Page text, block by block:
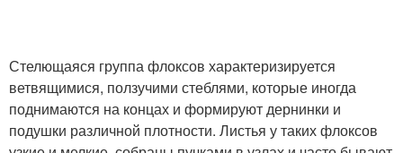
Стелющаяся группа флоксов характеризируется
ветвящимися, ползучими стеблями, которые иногда
поднимаются на концах и формируют дернинки и
подушки различной плотности. Листья у таких флоксов